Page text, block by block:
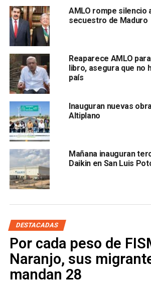
La carretera Ciudad Valles-
kilómetros
de Ciudad Valles, Aquismón, Tanlajás,
Huehuetlán, Coxcatlán, Axtla de
Tamazunchale.
También lee:
Taxis vs ubers: choferes
en SLP
ARTÍCULOS RELACIONADOS:
VALLES-TAMAZUNCHALE
SIGUIENTE
Agua, prioridad en el distrito II:
KMB Agencia de Viajes abre sus
AMLO rompe silencio
secuestro de Maduro
Reaparece AMLO
libro, asegura que no
país
Inauguran nuevas
Altiplano
Mañana inauguran
Daikin en San Luis
DESTACADAS
Por cada peso de
Naranjo, sus
mandan 28